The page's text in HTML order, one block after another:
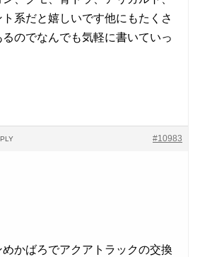
系だと嬉しいです他にもたくさ
のでなんでも気軽に書いていっ
#10983
かばろでアクアトラックの交換